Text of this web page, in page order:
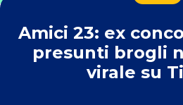
Amici 23: ex
presunti brogli
virale su